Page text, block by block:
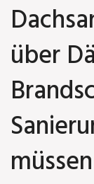
über
müssen